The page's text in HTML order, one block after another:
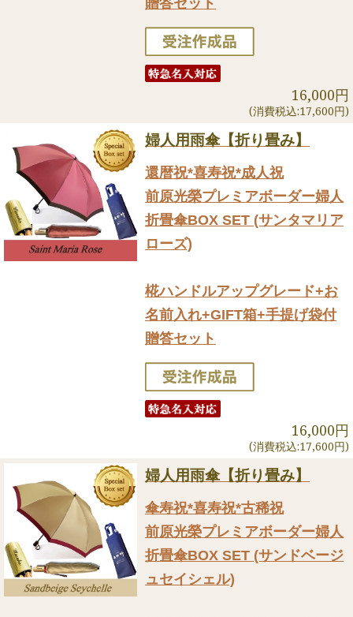
16,000円
(消費税込:17,600円)
婦人用雨傘【折り畳み】
還暦祝*喜寿祝*成人祝
前原光榮プレミアボーダー婦人
折畳傘BOX SET (サンタマリア
ローズ)
椛ハンドルアップグレード+お
名前入れ+GIFT箱+手提げ袋付
贈答セット
16,000円
(消費税込:17,600円)
婦人用雨傘【折り畳み】
傘寿祝*喜寿祝*古稀祝
前原光榮プレミアボーダー婦人
折畳傘BOX SET (サンドベージ
ュセイシェル)